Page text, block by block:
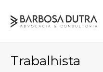
Trabalhista